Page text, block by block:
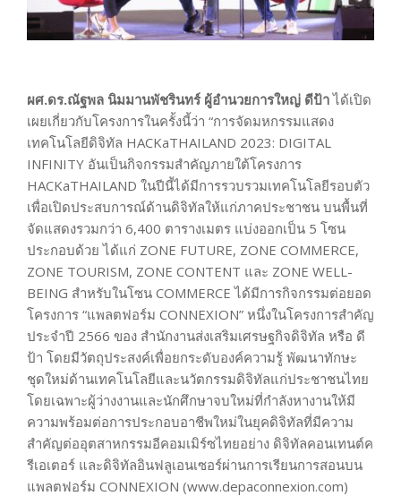
ผศ.ดร.ณัฐพล นิมมานพัชรินทร์ ผู้อำนวยการใหญ่ ดีป้าได้เปิด
เผยเกี่ยวกับโครงการในครั้งนี้ว่า “การจัดมหกรรมแสดง
เทคโนโลยีดิจิทัล HACKaTHAILAND 2023: DIGITAL
INFINITY อันเป็นกิจกรรมสำคัญภายใต้โครงการ
HACKaTHAILAND ในปีนี้ได้มีการรวบรวมเทคโนโลยีรอบตัว
เพื่อเปิดประสบการณ์ด้านดิจิทัลให้แก่ภาคประชาชน บนพื้นที่
จัดแสดงรวมกว่า 6,400 ตารางเมตร แบ่งออกเป็น 5 โซน
ประกอบด้วย ได้แก่ ZONE FUTURE, ZONE COMMERCE,
ZONE TOURISM, ZONE CONTENT และ ZONE WELL-
BEING สำหรับในโซน COMMERCE ได้มีการกิจกรรมต่อยอด
โครงการ “แพลตฟอร์ม CONNEXION” หนึ่งในโครงการสำคัญ
ประจำปี 2566 ของ สำนักงานส่งเสริมเศรษฐกิจดิจิทัล หรือ ดี
ป้า โดยมีวัตถุประสงค์เพื่อยกระดับองค์ความรู้ พัฒนาทักษะ
ชุดใหม่ด้านเทคโนโลยีและนวัตกรรมดิจิทัลแก่ประชาชนไทย
โดยเฉพาะผู้ว่างงานและนักศึกษาจบใหม่ที่กำลังหางานให้มี
ความพร้อมต่อการประกอบอาชีพใหม่ในยุคดิจิทัลที่มีความ
สำคัญต่ออุตสาหกรรมอีคอมเมิร์ซไทยอย่าง ดิจิทัลคอนเทนต์ค
รีเอเตอร์ และดิจิทัลอินฟลูเอนเซอร์ผ่านการเรียนการสอนบน
แพลตฟอร์ม CONNEXION (www.depaconnexion.com)